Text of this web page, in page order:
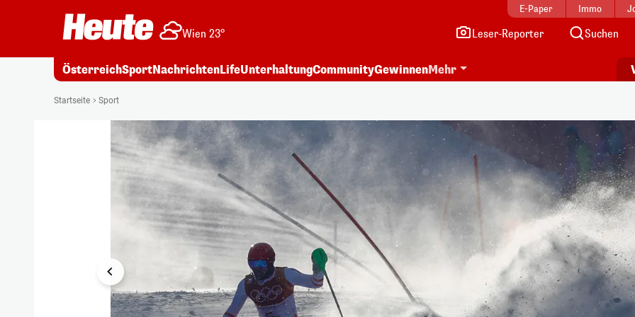
E-Paper Immo
Wien 23° Leser-Reporter Suchen
ÖsterreichSportNachrichtenLifeUnterhaltungCommunityGewinnenMehr
Startseite Sport